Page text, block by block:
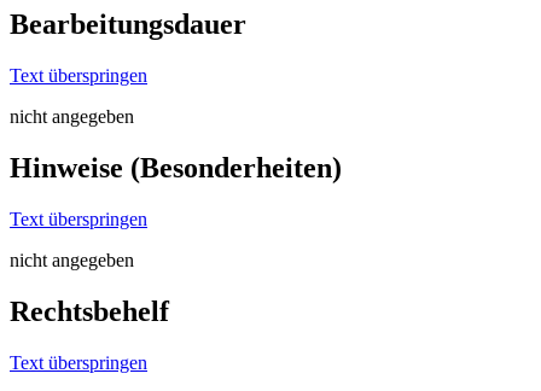
Bearbeitungsdauer
Text überspringen
nicht angegeben
Hinweise (Besonderheiten)
Text überspringen
nicht angegeben
Rechtsbehelf
Text überspringen